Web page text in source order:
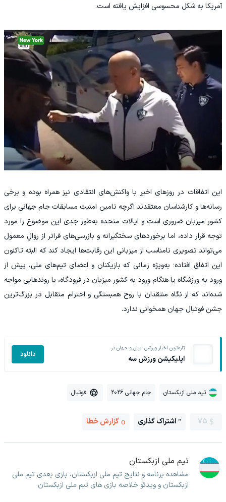
آمریکا به شکل محسوسی افزایش یافته است.
این اتفاقات در روزهای اخیر با واکنش‌های انتقادی نیز همراه بوده و برخی
رسانه‌ها و کارشناسان معتقدند اگرچه تامین امنیت مسابقات جام جهانی برای
کشور میزبان ضروری است و ایالات متحده به‌طور جدی این موضوع را مورد
توجه قرار داده، اما برخوردهای سختگیرانه و بازرسی‌های فراتر از روالِ معمول
می‌تواند تصویری نامناسب از میزبانی این رقابت‌ها ایجاد کند که البته تاکنون
این اتفاق افتاده؛ به‌ویژه زمانی که بازیکنان و اعضای تیم‌های ملی، پیش از
ورود به ورزشگاه یا هنگام ورود به کشور میزبان در فرودگاه، با روندهایی مواجه
شده‌اند که از نگاه منتقدان با روح همبستگی و احترام متقابل در بزرگ‌ترین
جشن فوتبال جهان همخوانی ندارد.
تازه‌ترین اخبار ورزشی ایران و جهان در
اپلیکیشن ورزش سه دانلود
تیم ملی ازبکستان جام جهانی 2026 فوتبال
75 اشتراک گذاری گزارش خطا
تیم ملی ازبکستان
مشاهده برنامه و نتایج تیم ملی ازبکستان، بازی بعدی تیم ملی
ازبکستان و ویدئو خلاصه بازی های تیم ملی ازبکستان